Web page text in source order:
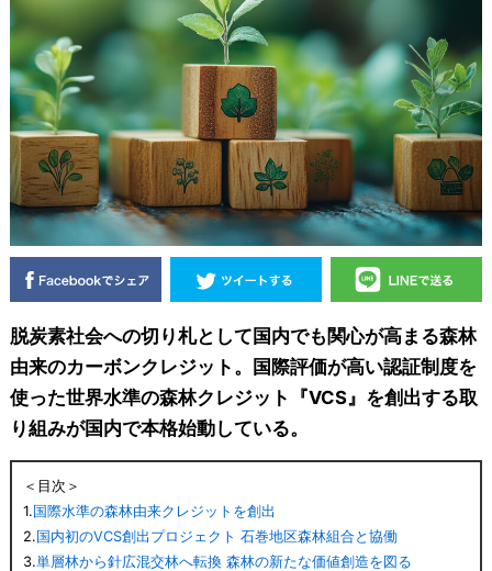
脱炭素社会への切り札として国内でも関心が高まる森林
由来のカーボンクレジット。国際評価が高い認証制度を
使った世界水準の森林クレジット『VCS』を創出する取
り組みが国内で本格始動している。
＜目次＞
1.国際水準の森林由来クレジットを創出
2.国内初のVCS創出プロジェクト 石巻地区森林組合と協働
3.単層林から針広混交林へ転換 森林の新たな価値創造を図る